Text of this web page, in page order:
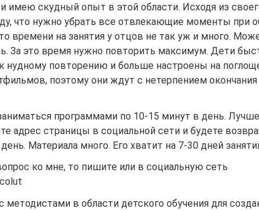
имею скудный опыт в этой области. Исходя из
что нужно убрать все отвлекающие моменты при
времени на занятия у отцов не так уж и много.
За это время нужно повторить максимум. Дети
нудному повторению и больше настроены на
поэтому они ждут с нетерпением окончания
программами по 10-15 минут в день.
адрес страницы в социальной сети и будете
Материала много. Его хватит на 7-30 дней
ко мне, то пишите или в социальную сеть
в области детского обучения для